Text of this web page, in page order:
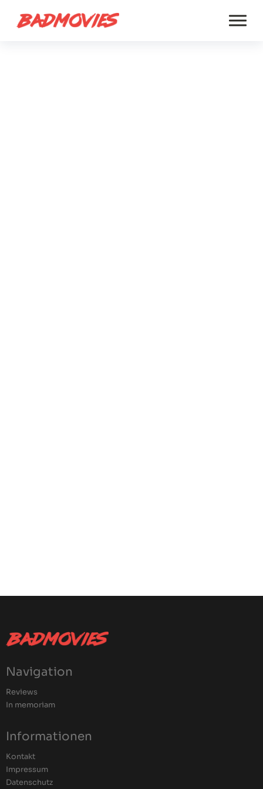
Navigation
Reviews
In memoriam
Informationen
Kontakt
Impressum
Datenschutz